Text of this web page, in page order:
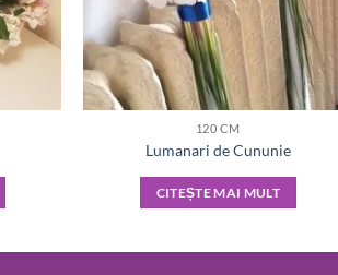
120 CM
Lumanari de Cununie
CITEȘTE MAI MULT